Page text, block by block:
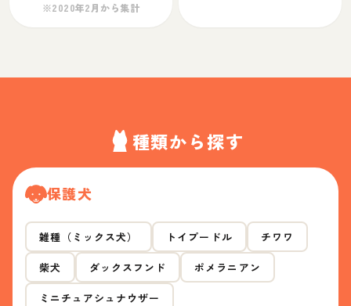
※2020年2月から集計
種類から探す
保護犬
雑種（ミックス犬） トイプードル チワワ
柴犬 ダックスフンド ポメラニアン
ミニチュアシュナウザー